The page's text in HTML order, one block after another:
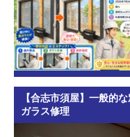
【合志市須屋】一般的
ガラス修理